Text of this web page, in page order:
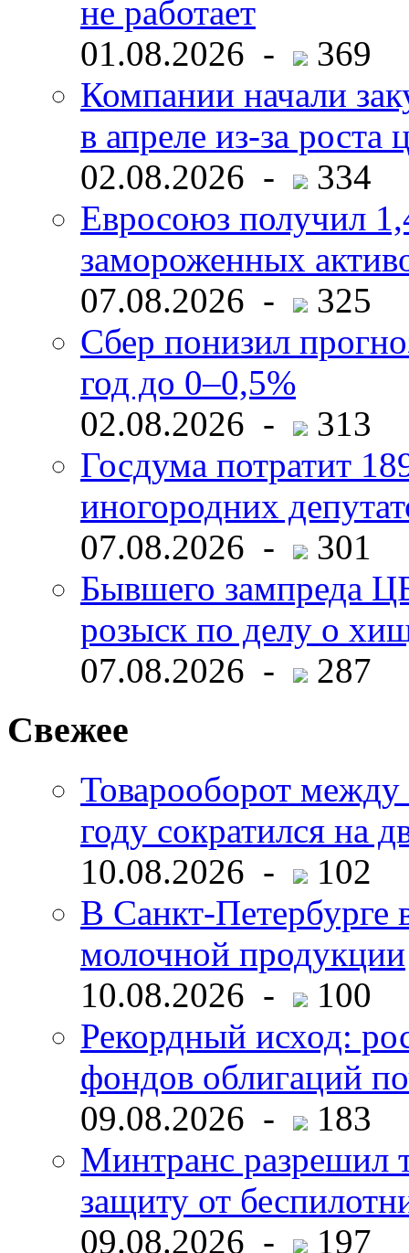
не работает
01.08.2026 -
369
Компании начали
в апреле из-за роста
02.08.2026 -
334
Евросоюз получил
замороженных
07.08.2026 -
325
Сбер понизил
год до 0–0,5%
02.08.2026 -
313
Госдума потратит
иногородних
07.08.2026 -
301
Бывшего зампреда
розыск по делу о
07.08.2026 -
287
Свежее
Товарооборот
году сократился на
10.08.2026 -
102
В Санкт-Петербурге
молочной продукции
10.08.2026 -
100
Рекордный исход:
фондов облигаций
09.08.2026 -
183
Минтранс разрешил
защиту от
09.08.2026 -
197